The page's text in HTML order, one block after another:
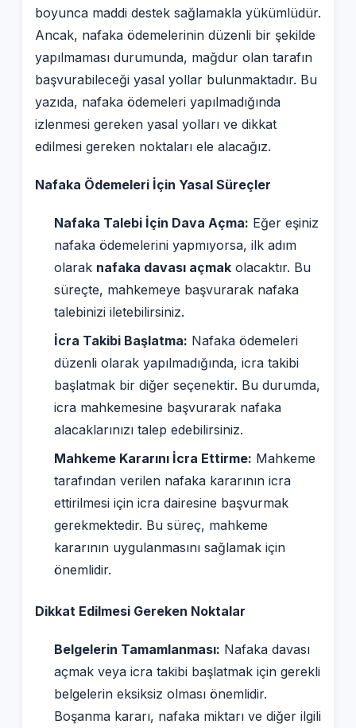
boyunca maddi destek sağlamakla yükümlüdür.
Ancak, nafaka ödemelerinin düzenli bir şekilde
yapılmaması durumunda, mağdur olan tarafın
başvurabileceği yasal yollar bulunmaktadır. Bu
yazıda, nafaka ödemeleri yapılmadığında
izlenmesi gereken yasal yolları ve dikkat
edilmesi gereken noktaları ele alacağız.
Nafaka Ödemeleri İçin Yasal Süreçler
Nafaka Talebi İçin Dava Açma: Eğer eşiniz
nafaka ödemelerini yapmıyorsa, ilk adım
olarak nafaka davası açmak olacaktır. Bu
süreçte, mahkemeye başvurarak nafaka
talebinizi iletebilirsiniz.
İcra Takibi Başlatma: Nafaka ödemeleri
düzenli olarak yapılmadığında, icra takibi
başlatmak bir diğer seçenektir. Bu durumda,
icra mahkemesine başvurarak nafaka
alacaklarınızı talep edebilirsiniz.
Mahkeme Kararını İcra Ettirme: Mahkeme
tarafından verilen nafaka kararının icra
ettirilmesi için icra dairesine başvurmak
gerekmektedir. Bu süreç, mahkeme
kararının uygulanmasını sağlamak için
önemlidir.
Dikkat Edilmesi Gereken Noktalar
Belgelerin Tamamlanması: Nafaka davası
açmak veya icra takibi başlatmak için gerekli
belgelerin eksiksiz olması önemlidir.
Boşanma kararı, nafaka miktarı ve diğer ilgili